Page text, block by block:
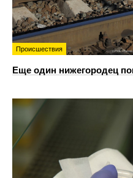
Происшествия
Еще один нижегородец